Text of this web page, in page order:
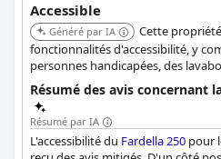
Accessible
Généré par IA
Cette
fonctionnalités d'accessibilité, y
personnes handicapées, des
des cordons d'appel d'urgence
avec barres d'appui, un parking
roulant et des toilettes surélevées.
par ascenseur.
Résumé des avis concernant
Résumé par IA
L'accessibilité du Fardella 250 pour